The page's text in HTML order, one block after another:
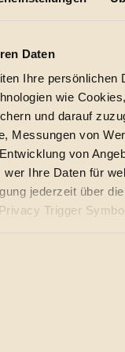
Daten
Ihre persönlichen
wie
und darauf
Messungen von
von
Ihre Daten für
jederzeit über
Trigger
gerne:
nach bestimmten
und bewussten
für Ideen, Menschen
der Branche